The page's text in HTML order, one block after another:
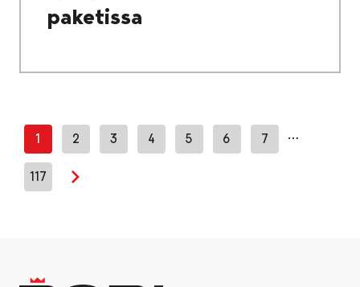
paketissa
1 2 3 4 5 6 7 …
117